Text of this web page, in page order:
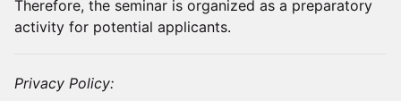
Therefore, the seminar is organized as a preparatory
activity for potential applicants.
Privacy Policy: